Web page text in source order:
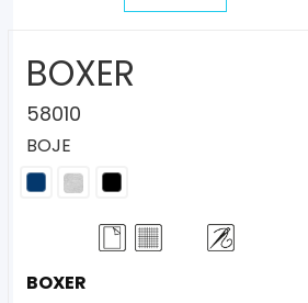
BOXER
58010
BOJE
BOXER